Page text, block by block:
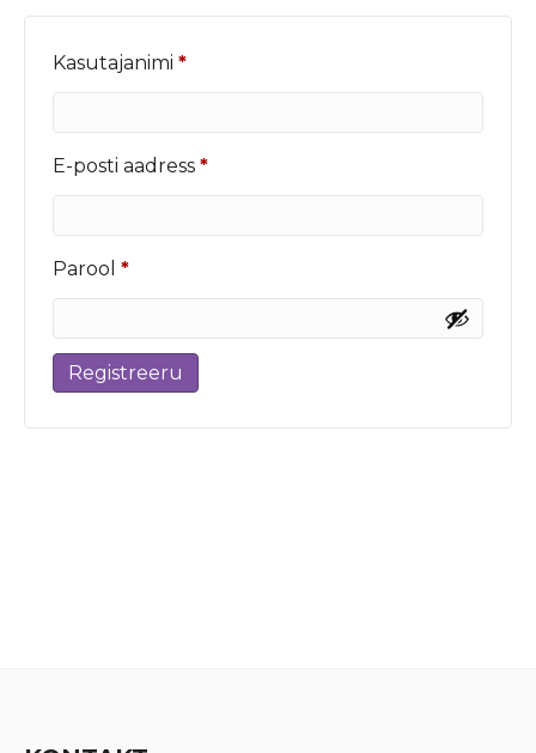
Kasutajanimi *Nõutud
E-posti aadress *Nõutud
Parool *Nõutud
Registreeru